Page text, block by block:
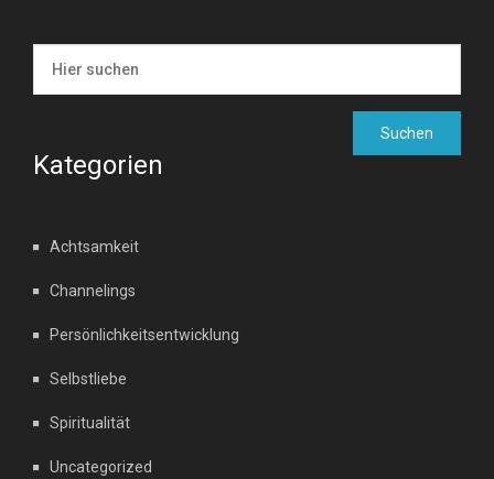
Kategorien
Achtsamkeit
Channelings
Persönlichkeitsentwicklung
Selbstliebe
Spiritualität
Uncategorized